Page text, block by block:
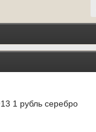
1 рубль серебро